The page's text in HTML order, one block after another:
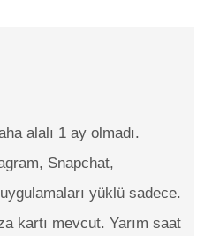
alalı 1 ay olmadı.
Snapchat,
yüklü sadece.
kartı mevcut. Yarım saat